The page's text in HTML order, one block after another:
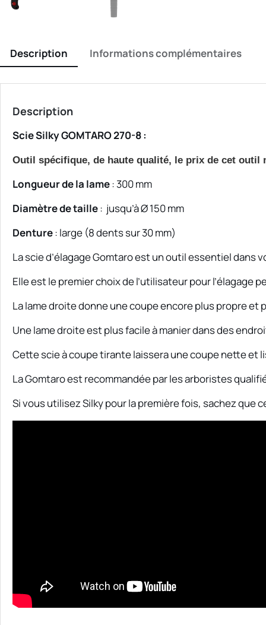
Description Informations complémentaires
Description
Scie Silky GOMTARO 270-8 :
Outil spécifique, de haute qualité, le prix de cet outil
Longueur de la lame: 300 mm
Diamètre de taille: jusqu’à Ø 150 mm
Denture: large (8 dents sur 30 mm)
La scie d’élagage Gomtaro est un outil essentiel dans
Elle est le premier choix de l’utilisateur pour l’élagage
La lame droite donne une coupe encore plus propre et
Une lame droite est plus facile à manier dans des
Cette scie à coupe tirante laissera une coupe nette et
La Gomtaro est recommandée par les arboristes
Si vous utilisez Silky pour la première fois, sachez que